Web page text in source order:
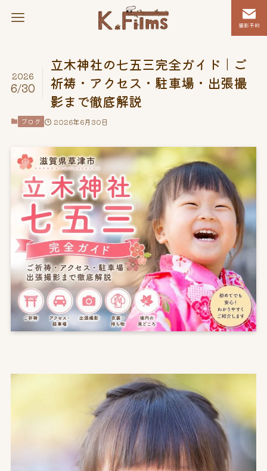
撮影予約
立木神社の七五三完全ガイド｜ご
祈祷・アクセス・駐車場・出張撮
影まで徹底解説
2026
6/30
ブログ 2026年6月30日